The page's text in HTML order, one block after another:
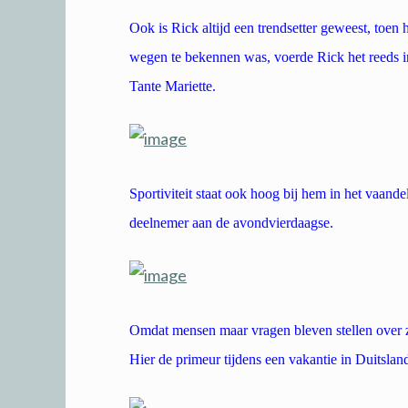
Ook is Rick altijd een trendsetter geweest, toen
wegen te bekennen was, voerde Rick het
Tante Mariette.
Sportiviteit staat ook hoog bij hem in het
deelnemer aan de avondvierdaagse.
Omdat mensen maar vragen bleven stellen
Hier de primeur tijdens een vakantie in